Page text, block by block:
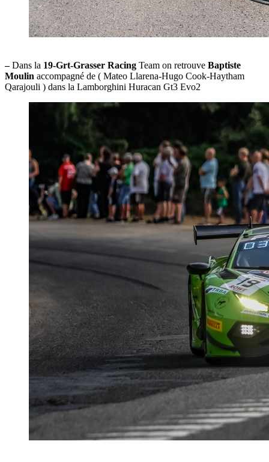
–Dans la 19-Grt-Grasser Racing Team on retrouve Baptiste
Moulin accompagné de ( Mateo Llarena-Hugo Cook-Haytham
Qarajouli ) dans la Lamborghini Huracan Gt3 Evo2